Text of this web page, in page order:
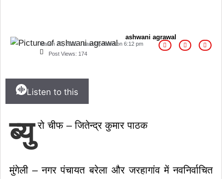
ashwani agrawal
March 20, 2025 Last Updated on 6:12 pm
Post Views: 174
Listen to this
ब्यु रो चीफ – जितेन्द्र कुमार पाठक
मुंगेली – नगर पंचायत बरेला और जरहागांव में नवनिर्वाचित